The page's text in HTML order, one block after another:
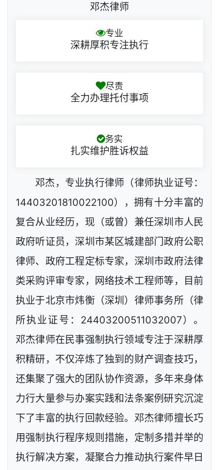
邓杰律师
专业
深耕厚积专注执行
尽责
全力办理托付事项
务实
扎实维护胜诉权益
邓杰，专业执行律师（律师执业证号：
14403201810022100），拥有十分丰富的
复合从业经历，现（或曾）兼任深圳市人民
政府听证员，深圳市某区城建部门政府公职
律师、政府工程定标专家，深圳市政府法律
类采购评审专家，网络技术工程师等，目前
执业于北京市炜衡（深圳）律师事务所（律
所执业证号：24403200511032007）。
邓杰律师在民事强制执行领域专注于深耕厚
积精研，不仅淬炼了独到的财产调查技巧，
还集聚了强大的团队协作资源，多年来身体
力行大量参与办案实践和法条案例研究沉淀
下了丰富的执行回款经验。邓杰律师擅长巧
用强制执行程序规则措施，定制多措并举的
执行解决方案，凝聚合力推动执行案件早日